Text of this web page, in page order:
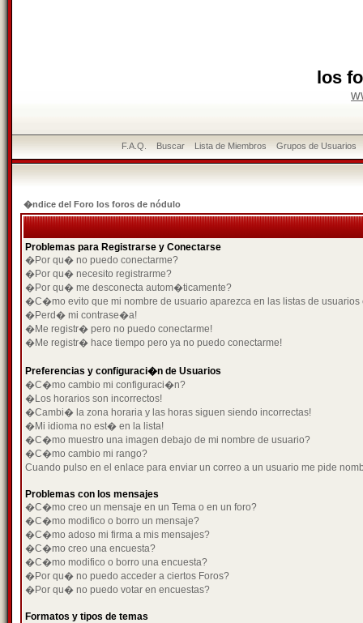
los
F.A.Q. Buscar Lista de Miembros Grupos de Usuarios
�ndice del Foro los foros de nódulo
Problemas para Registrarse y Conectarse
�Por qu� no puedo conectarme?
�Por qu� necesito registrarme?
�Por qu� me desconecta autom�ticamente?
�C�mo evito que mi nombre de usuario aparezca en las listas de usuarios
�Perd� mi contrase�a!
�Me registr� pero no puedo conectarme!
�Me registr� hace tiempo pero ya no puedo conectarme!
Preferencias y configuraci�n de Usuarios
�C�mo cambio mi configuraci�n?
�Los horarios son incorrectos!
�Cambi� la zona horaria y las horas siguen siendo incorrectas!
�Mi idioma no est� en la lista!
�C�mo muestro una imagen debajo de mi nombre de usuario?
�C�mo cambio mi rango?
Cuando pulso en el enlace para enviar un correo a un usuario me pide
Problemas con los mensajes
�C�mo creo un mensaje en un Tema o en un foro?
�C�mo modifico o borro un mensaje?
�C�mo adoso mi firma a mis mensajes?
�C�mo creo una encuesta?
�C�mo modifico o borro una encuesta?
�Por qu� no puedo acceder a ciertos Foros?
�Por qu� no puedo votar en encuestas?
Formatos y tipos de temas